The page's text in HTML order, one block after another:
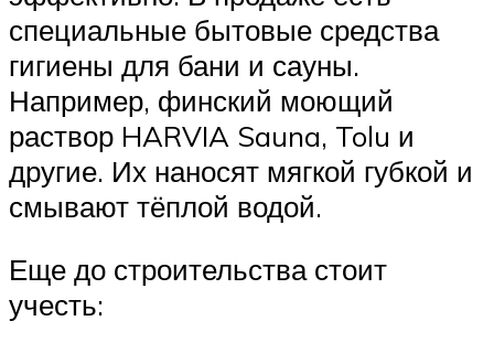
специальные бытовые средства
гигиены для бани и сауны.
Например, финский моющий
раствор HARVIA Sauna, Tolu и
другие. Их наносят мягкой губкой и
смывают тёплой водой.
Еще до строительства стоит
учесть: